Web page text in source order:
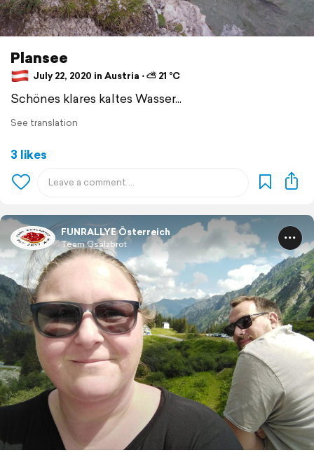
Plansee
July 22, 2020 in Austria ⋅ ⛅ 21 °C
Schönes klares kaltes Wasser...
See translation
3 likes
FUNRALLYE Österreich
Team Gsälzbrot